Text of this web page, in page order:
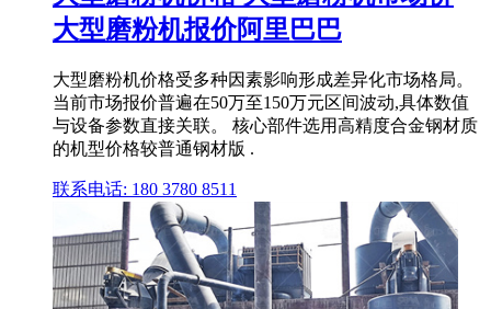
大型磨粉机报价阿里巴巴
大型磨粉机价格受多种因素影响形成差异化市场格局。
当前市场报价普遍在50万至150万元区间波动,具体数值
与设备参数直接关联。 核心部件选用高精度合金钢材质
的机型价格较普通钢材版 .
联系电话: 180 3780 8511